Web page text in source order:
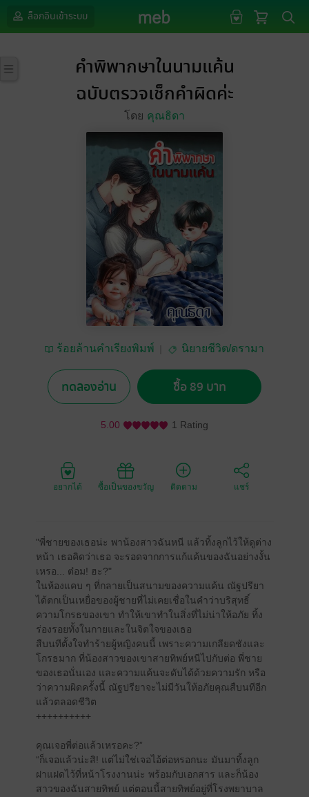
ล็อกอินเข้าระบบ
คำพิพากษาในนามแค้น
ฉบับตรวจเช็กคำผิดค่ะ
โดย คุณธิดา
ร้อยล้านคำเรียงพิมพ์ นิยายชีวิต/ดรามา
ทดลองอ่าน ซื้อ 89 บาท
5.00 1 Rating
อยากได้ ซื้อเป็นของขวัญ ติดตาม แชร์
"พี่ชายของเธอน่ะ พาน้องสาวฉันหนี แล้วทิ้งลูกไว้ให้ดูต่าง
หน้า เธอคิดว่าเธอ จะรอดจากการแก้แค้นของฉันอย่างงั้น
เหรอ... ต๋อม! ฮะ?"
ในห้องแคบ ๆ ที่กลายเป็นสนามของความแค้น ณัฐปรียา
ได้ตกเป็นเหยื่อของผู้ชายที่ไม่เคยเชื่อในคำว่าบริสุทธิ์
ความโกรธของเขา ทำให้เขาทำในสิ่งที่ไม่น่าให้อภัย ทิ้ง
ร่องรอยทั้งในกายและในจิตใจของเธอ
สืบนทีตั้งใจทำร้ายผู้หญิงคนนี้ เพราะความเกลียดชังและ
โกรธมาก ที่น้องสาวของเขาสายทิพย์หนีไปกับต่อ พี่ชาย
ของเธอนั่นเอง และความแค้นจะดับได้ด้วยความรัก หรือ
ว่าความผิดครั้งนี้ ณัฐปรียาจะไม่มีวันให้อภัยคุณสืบนทีอีก
แล้วตลอดชีวิต
++++++++++
คุณเจอพี่ต่อแล้วเหรอคะ?”
“ก็เจอแล้วน่ะสิ! แต่ไม่ใช่เจอไอ้ต่อหรอกนะ มันมาทิ้งลูก
ฝาแฝดไว้ที่หน้าโรงงานน่ะ พร้อมกับเอกสาร และก็น้อง
สาวของฉันสายทิพย์ แต่ตอนนี้สายทิพย์อยู่ที่โรงพยาบาล